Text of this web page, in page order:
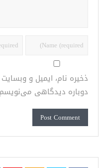
ذخیره نام، ایمیل و
دوباره دیدگاهی